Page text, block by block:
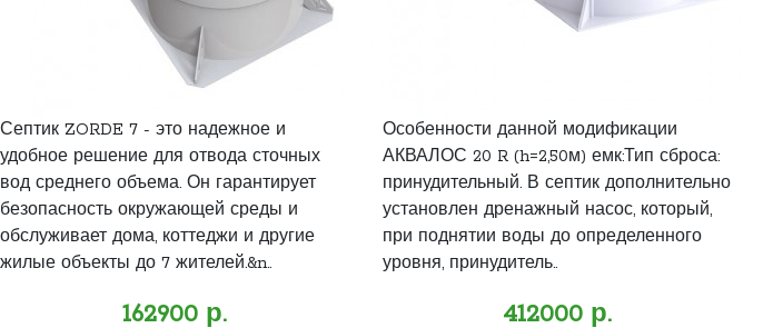
Септик ZORDE 7 - это надежное и
удобное решение для отвода сточных
вод среднего объема. Он гарантирует
безопасность окружающей среды и
обслуживает дома, коттеджи и другие
жилые объекты до 7 жителей.&n..
162900 р.
Особенности данной модификации
АКВАЛОС 20 R (h=2,50м) емк:Тип сброса:
принудительный. В септик дополнительно
установлен дренажный насос, который,
при поднятии воды до определенного
уровня, принудитель..
412000 р.